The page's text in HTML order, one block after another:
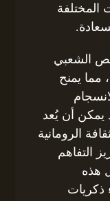
المختلفة
الشعبي
مما يمنح
يمكن أن يُعد
الرومانية
التفاهم
هذه
ذكريات